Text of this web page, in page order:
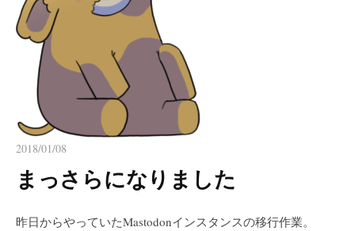
プ
2018/01/08
まっさらになりました
昨日からやっていたMastodonインスタンスの移行作業。